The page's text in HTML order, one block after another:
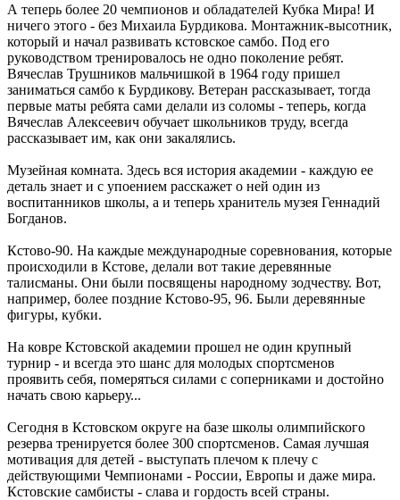
А теперь более 20 чемпионов и обладателей Кубка Мира! И
ничего этого - без Михаила Бурдикова. Монтажник-высотник,
который и начал развивать кстовское самбо. Под его
руководством тренировалось не одно поколение ребят.
Вячеслав Трушников мальчишкой в 1964 году пришел
заниматься самбо к Бурдикову. Ветеран рассказывает, тогда
первые маты ребята сами делали из соломы - теперь, когда
Вячеслав Алексеевич обучает школьников труду, всегда
рассказывает им, как они закалялись.
Музейная комната. Здесь вся история академии - каждую ее
деталь знает и с упоением расскажет о ней один из
воспитанников школы, а и теперь хранитель музея Геннадий
Богданов.
Кстово-90. На каждые международные соревнования, которые
происходили в Кстове, делали вот такие деревянные
талисманы. Они были посвящены народному зодчеству. Вот,
например, более поздние Кстово-95, 96. Были деревянные
фигуры, кубки.
На ковре Кстовской академии прошел не один крупный
турнир - и всегда это шанс для молодых спортсменов
проявить себя, померяться силами с соперниками и достойно
начать свою карьеру...
Сегодня в Кстовском округе на базе школы олимпийского
резерва тренируется более 300 спортсменов. Самая лучшая
мотивация для детей - выступать плечом к плечу с
действующими Чемпионами - России, Европы и даже мира.
Кстовские самбисты - слава и гордость всей страны.